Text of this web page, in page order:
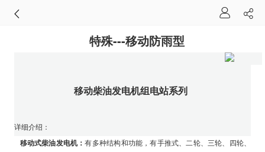
特殊---移动防雨型
移动柴油发电机组电站系列
详细介绍：
移动式柴油发电机：有多种结构和功能，有手推式、二轮、三轮、四轮、